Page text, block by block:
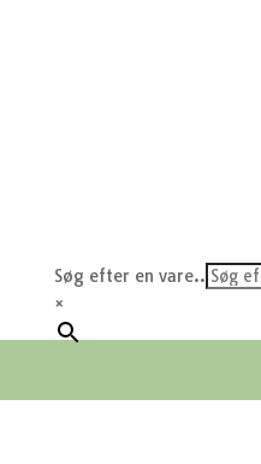
Søg efter en vare..
×